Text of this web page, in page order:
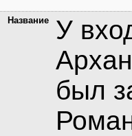
Название
У
был